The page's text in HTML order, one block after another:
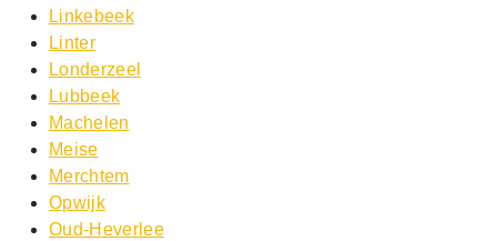
Linkebeek
Linter
Londerzeel
Lubbeek
Machelen
Meise
Merchtem
Opwijk
Oud-Heverlee